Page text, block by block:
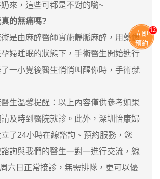
來，這些可都是不對的喲~
的無痛嗎?
由麻醉醫師實施靜脈麻醉，用藥像
婦睡眠的狀態下，手術醫生開始進行
一小覺後醫生悄悄叫醒你時，手術就
溫馨提醒：以上內容僅供參考如果
及時到醫院就診。此外，深圳怡康婦
了24小時在線諮詢、預約服務，您
詢與我們的醫生一對一進行交流，線
周六日正常接診，無需排隊，更可以優
立即
預約
13